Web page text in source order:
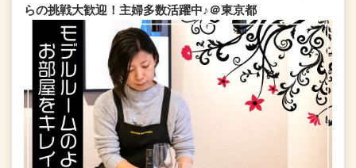
らの挑戦大歓迎！主婦多数活躍中♪＠東京都